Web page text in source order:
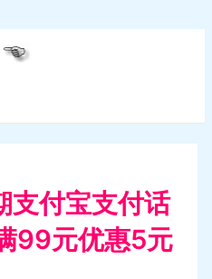
支付宝支付话
99元优惠5元